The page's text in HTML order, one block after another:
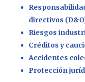
directivos
Riesgos
Créditos y
Accidentes
Protección